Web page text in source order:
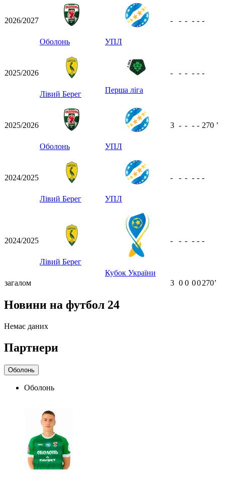
2026/2027
Оболонь УПЛ
- - - - - -
2025/2026
Лівий Берег Перша ліга
- - - - - -
2025/2026
Оболонь УПЛ
3 - - - - 270 ʼ
2024/2025
Лівий Берег УПЛ
- - - - - -
2024/2025
Лівий Берег
Кубок України
- - - - - -
загалом 3 0 0 00270ʼ
Новини на футбол 24
Немає даних
Партнери
Оболонь
Оболонь